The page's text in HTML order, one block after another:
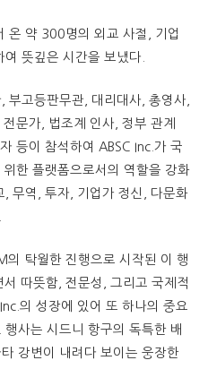
온 약 300명의 외교 사절, 기업
뜻깊은 시간을 보냈다.
부고등판무관, 대리대사, 총영사,
문가, 법조계 인사, 정부 관계
등이 참석하여 ABSC Inc.가 국
한 플랫폼으로서의 역할을 강화
무역, 투자, 기업가 정신, 다문화
의 탁월한 진행으로 시작된 이 행
따뜻함, 전문성, 그리고 국제적
의 성장에 있어 또 하나의 중요
사는 시드니 항구의 독특한 배
강변이 내려다 보이는 웅장한